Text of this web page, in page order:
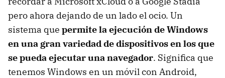
pero ahora dejando de un lado el ocio. Un
sistema que permite la ejecución de Windows
en una gran variedad de dispositivos en los que
se pueda ejecutar una navegador. Significa que
tenemos Windows en un móvil con Android,